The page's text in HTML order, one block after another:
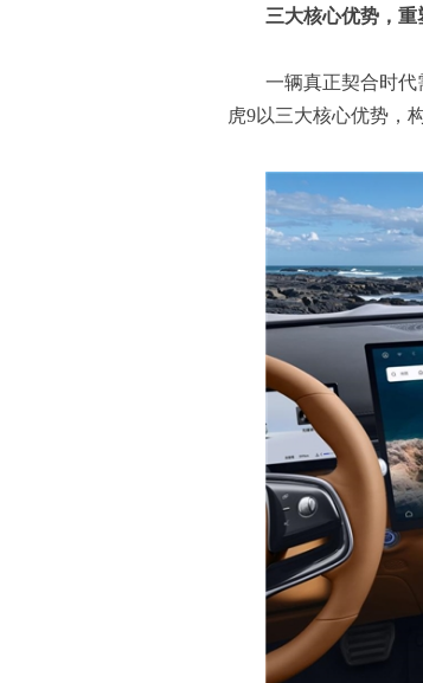
三大核心优势，
一辆真正契合时
虎9以三大核心优势，